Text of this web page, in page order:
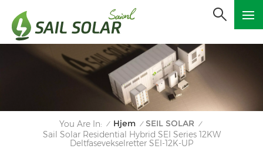
You Are In: / Hjem / SEIL SOLAR /
Sail Solar Residential Hybrid SEI Series 12KW
Deltfasevekselretter SEI-12K-UP